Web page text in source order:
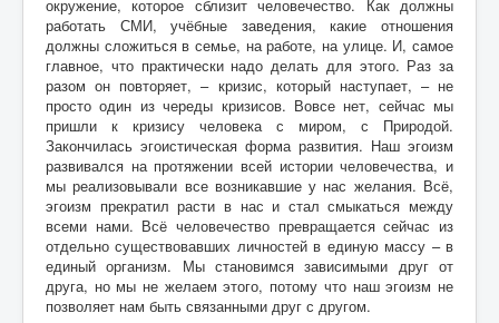
окружение, которое сблизит человечество. Как должны
работать СМИ, учёбные заведения, какие отношения
должны сложиться в семье, на работе, на улице. И, самое
главное, что практически надо делать для этого. Раз за
разом он повторяет, – кризис, который наступает, – не
просто один из череды кризисов. Вовсе нет, сейчас мы
пришли к кризису человека с миром, с Природой.
Закончилась эгоистическая форма развития. Наш эгоизм
развивался на протяжении всей истории человечества, и
мы реализовывали все возникавшие у нас желания. Всё,
эгоизм прекратил расти в нас и стал смыкаться между
всеми нами. Всё человечество превращается сейчас из
отдельно существовавших личностей в единую массу – в
единый организм. Мы становимся зависимыми друг от
друга, но мы не желаем этого, потому что наш эгоизм не
позволяет нам быть связанными друг с другом.